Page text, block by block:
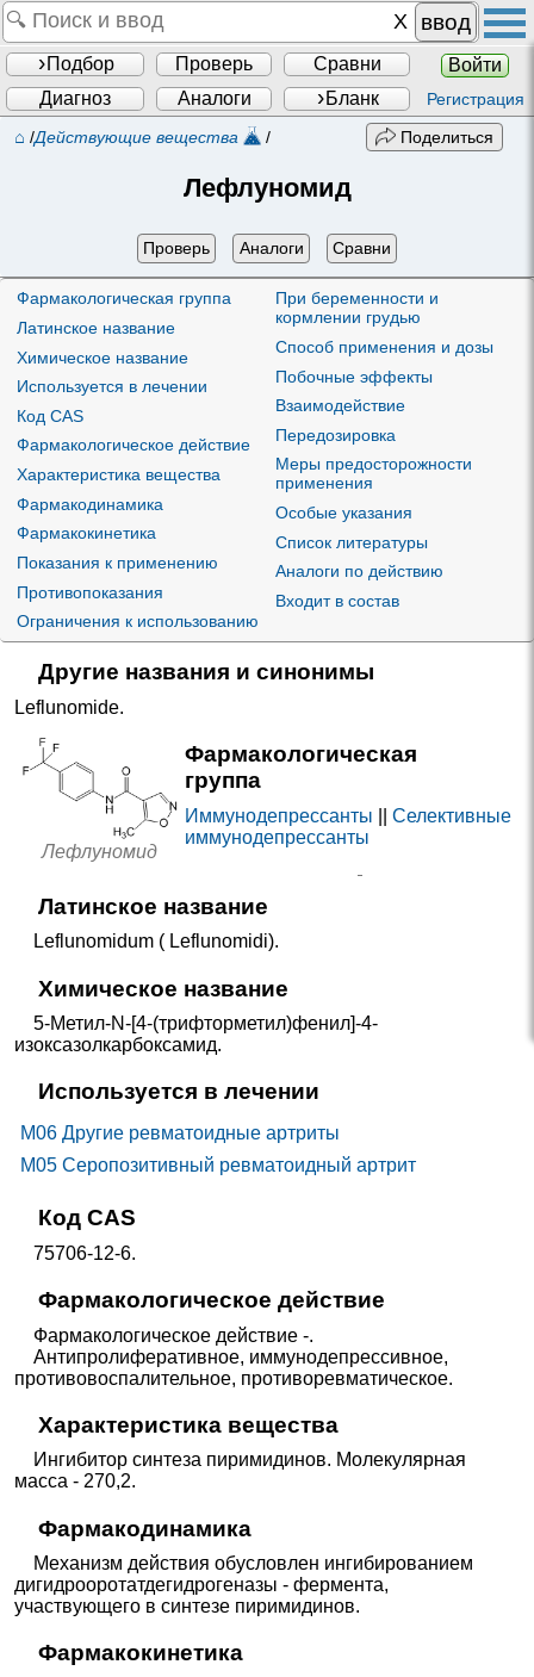
ввод
Подбор Проверь Сравни
Войти
Диагноз
Аналоги Бланк Регистрация
⌂ /Действующие вещества / Поделиться
Лефлуномид
Проверь Аналоги Сравни
Фармакологическая группа
Латинское название
Химическое название
Используется в лечении
Код CAS
Фармакологическое действие
Характеристика вещества
Фармакодинамика
Фармакокинетика
Показания к применению
Противопоказания
Ограничения к использованию
При беременности и
кормлении грудью
Способ применения и дозы
Побочные эффекты
Взаимодействие
Передозировка
Меры предосторожности
применения
Особые указания
Список литературы
Аналоги по действию
Входит в состав
Другие названия и синонимы
Leflunomide.
Лефлуномид
Фармакологическая
группа
Иммунодепрессанты ||Селективные
иммунодепрессанты
Латинское название
Leflunomidum ( Leflunomidi).
Химическое название
5-Метил-N-[4-(трифторметил)фенил]-4-
изоксазолкарбоксамид.
Используется в лечении
M06 Другие ревматоидные артриты
M05 Серопозитивный ревматоидный артрит
Код CAS
75706-12-6.
Фармакологическое действие
Фармакологическое действие -.
Антипролиферативное, иммунодепрессивное,
противовоспалительное, противоревматическое.
Характеристика вещества
Ингибитор синтеза пиримидинов. Молекулярная
масса - 270,2.
Фармакодинамика
Механизм действия обусловлен ингибированием
дигидрооротатдегидрогеназы - фермента,
участвующего в синтезе пиримидинов.
Фармакокинетика